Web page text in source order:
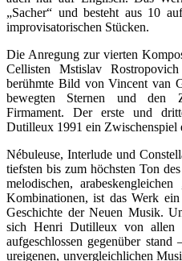
„Sacher“ und besteht aus 10
improvisatorischen Stücken.
Die Anregung zur vierten
Cellisten Mstislav
berühmte Bild von Vincent van
bewegten Sternen und den
Firmament. Der erste und
Dutilleux 1991 ein Zwischenspiel
Nébuleuse, Interlude und
tiefsten bis zum höchsten Ton
melodischen,
Kombinationen, ist das Werk
Geschichte der Neuen Musik.
sich Henri Dutilleux von allen
aufgeschlossen gegenüber
ureigenen, unvergleichlichen